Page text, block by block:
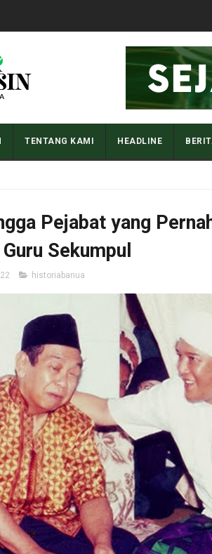
TENTANG KAMI HEADLINE
Pejabat yang
Sekumpul
historiabanua